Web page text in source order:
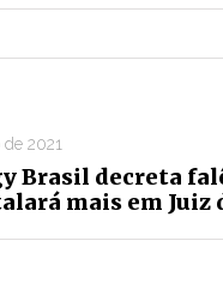
2021
Brasil decreta
mais em Juiz